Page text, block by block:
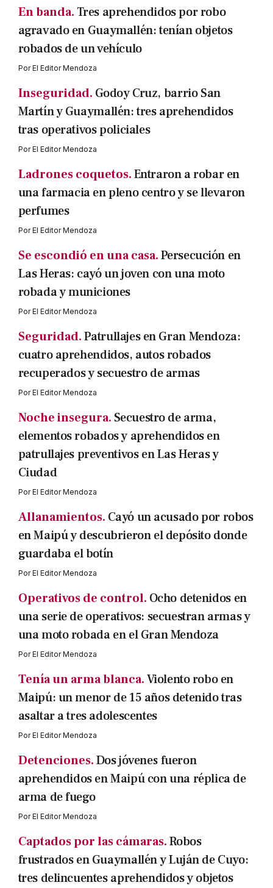
En banda. Tres aprehendidos por robo
agravado en Guaymallén: tenían objetos
robados de un vehículo
PorEl Editor Mendoza
Inseguridad. Godoy Cruz, barrio San
Martín y Guaymallén: tres aprehendidos
tras operativos policiales
PorEl Editor Mendoza
Ladrones coquetos.Entraron a robar en
una farmacia en pleno centro y se llevaron
perfumes
PorEl Editor Mendoza
Se escondió en una casa.Persecución en
Las Heras: cayó un joven con una moto
robada y municiones
PorEl Editor Mendoza
Seguridad.Patrullajes en Gran Mendoza:
cuatro aprehendidos, autos robados
recuperados y secuestro de armas
PorEl Editor Mendoza
Noche insegura. Secuestro de arma,
elementos robados y aprehendidos en
patrullajes preventivos en Las Heras y
Ciudad
PorEl Editor Mendoza
Allanamientos. Cayó un acusado por robos
en Maipú y descubrieron el depósito donde
guardaba el botín
PorEl Editor Mendoza
Operativos de control. Ocho detenidos en
una serie de operativos: secuestran armas y
una moto robada en el Gran Mendoza
PorEl Editor Mendoza
Tenía un arma blanca.Violento robo en
Maipú: un menor de 15 años detenido tras
asaltar a tres adolescentes
PorEl Editor Mendoza
Detenciones.Dos jóvenes fueron
aprehendidos en Maipú con una réplica de
arma de fuego
PorEl Editor Mendoza
Captados por las cámaras.Robos
frustrados en Guaymallén y Luján de Cuyo:
tres delincuentes aprehendidos y objetos